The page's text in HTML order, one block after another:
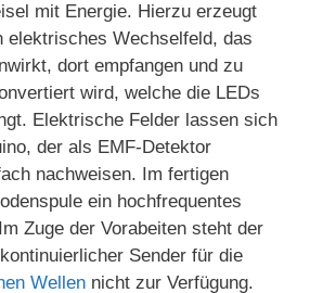
mit Energie. Hierzu erzeugt
elektrisches Wechselfeld, das
dort empfangen und zu
wird, welche die LEDs
Elektrische Felder lassen sich
der als EMF-Detektor
nachweisen. Im fertigen
ein hochfrequentes
Zuge der Vorabeiten steht der
Sender für die
Wellen nicht zur Verfügung.